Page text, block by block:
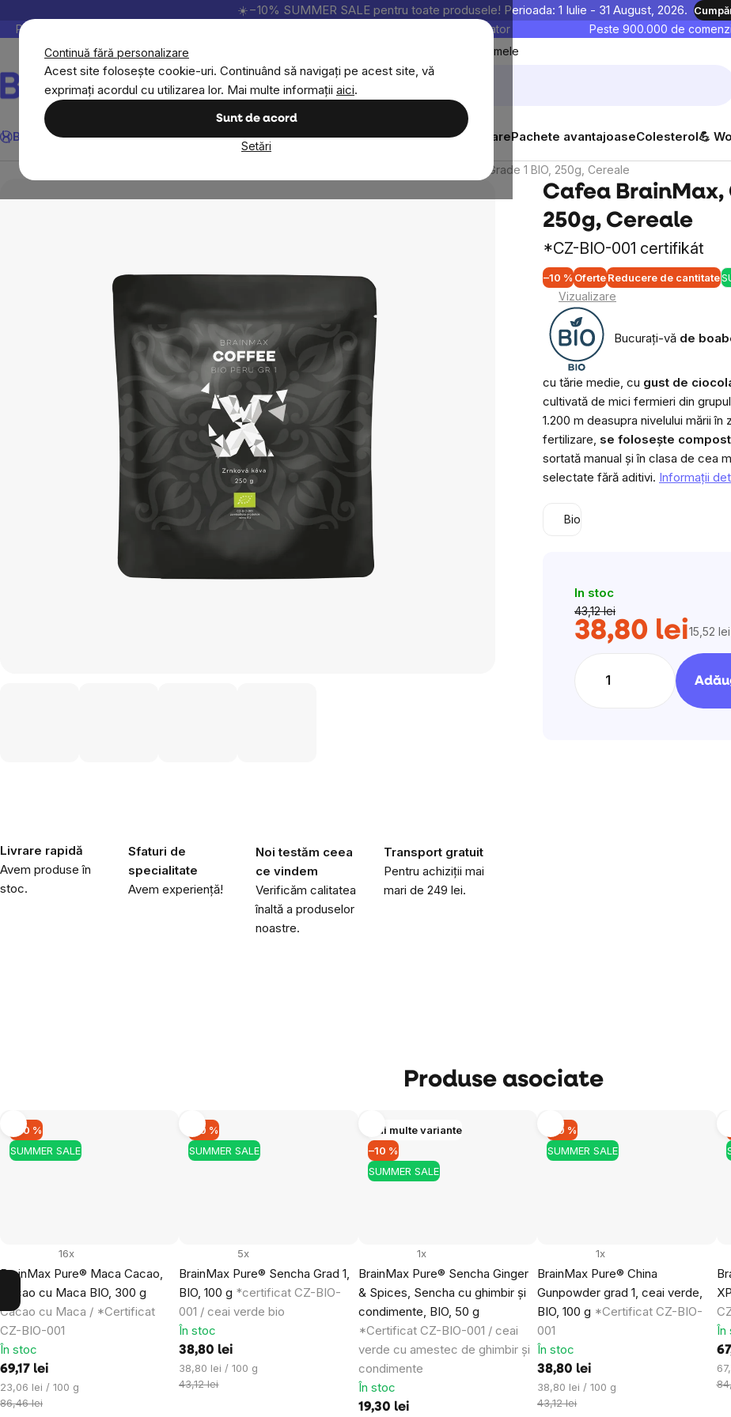
Continuă fără personalizare
Acest site folosește cookie-uri. Continuând să navigați pe acest site, vă
exprimați acordul cu utilizarea lor. Mai multe informații aici.
Sunt de acord
Setări
☀️−10% SUMMER SALE pentru toate produsele! Perioada: 1 Iulie - 31 August, 2026.
Peste 200.000 de recenzii verificate Produsele noastre sunt testate în laborator Peste 900.000 de
Favoritele mele
Căutare
BrainMax
SportImunitateFemeiBărbațiCopiiObiectiveNoutățiSuplimente alimentarePachete avantajoaseColesterol💪
Cafea BrainMax, Cafea Peru Grade 1 BIO, 250g, Cereale
Cafea BrainMax,
250g, Cereale
*CZ-BIO-001 certifikát
–10 % OferteReducere de cantitate
Livrare rapidă
Avem produse în
stoc.
Sfaturi de
specialitate
Avem experiență!
Noi testăm ceea
ce vindem
Verificăm calitatea
înaltă a produselor
noastre.
Transport gratuit
Pentru achiziții mai
mari de 249 lei.
Vizualizare
Bucurați-vă de
cu tărie medie, cu gust de
cultivată de mici fermieri din
1.200 m deasupra nivelului mării
fertilizare, se folosește
sortată manual și în clasa de cea
selectate fără aditivi. Informaţii
Bio
In stoc
43,12 lei
38,80 lei Evaluare
preţ:
15,52
Produse asociate
SUMMER SALE
–20 %
BrainMax Pure® Maca Cacao,
Cacao cu Maca BIO, 300 g
Cacao cu Maca / *Certificat
CZ-BIO-001
16x
În stoc
69,17 lei
Evaluare
preţ:
23,06 lei / 100 g
86,46 lei
SUMMER SALE
–10 %
BrainMax Pure® Sencha Grad 1,
BIO, 100 g *certificat CZ-BIO-
001 / ceai verde bio
5x
În stoc
38,80 lei
Evaluare
preţ:
38,80 lei / 100 g
43,12 lei
SUMMER SALE
–10 %
Mai multe variante
BrainMax Pure® Sencha Ginger
& Spices, Sencha cu ghimbir și
condimente, BIO, 50 g
*Certificat CZ-BIO-001 / ceai
verde cu amestec de ghimbir și
condimente
1x
În stoc
19,30 lei
SUMMER SALE
–10 %
BrainMax Pure® China
Gunpowder grad 1, ceai verde,
BIO, 100 g *Certificat CZ-BIO-
001
1x
În stoc
38,80 lei
Evaluare
preţ:
38,80 lei / 100 g
43,12 lei
În
Prin trimiterea formularului, sunteți de acord cu
datelor dumneavoastră personale
și cu primirea
buletinelor noastre informative inspiraționale.